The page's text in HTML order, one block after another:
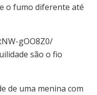
o fumo diferente até
gOO8Z0/
são o fio
de uma menina com